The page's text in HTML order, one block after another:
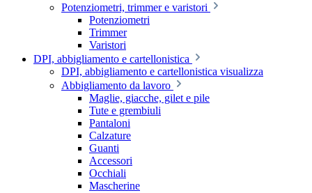
Potenziometri, trimmer e varistori
Potenziometri
Trimmer
Varistori
DPI, abbigliamento e cartellonistica
DPI, abbigliamento e cartellonistica visualizza
Abbigliamento da lavoro
Maglie, giacche, gilet e pile
Tute e grembiuli
Pantaloni
Calzature
Guanti
Accessori
Occhiali
Mascherine